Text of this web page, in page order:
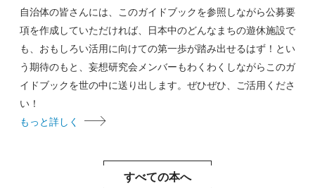
自治体の皆さんには、このガイドブックを参照しながら公募要
項を作成していただければ、日本中のどんなまちの遊休施設で
も、おもしろい活用に向けての第一歩が踏み出せるはず！とい
う期待のもと、妄想研究会メンバーもわくわくしながらこのガ
イドブックを世の中に送り出します。ぜひぜひ、ご活用くださ
い！
もっと詳しく
すべての本へ